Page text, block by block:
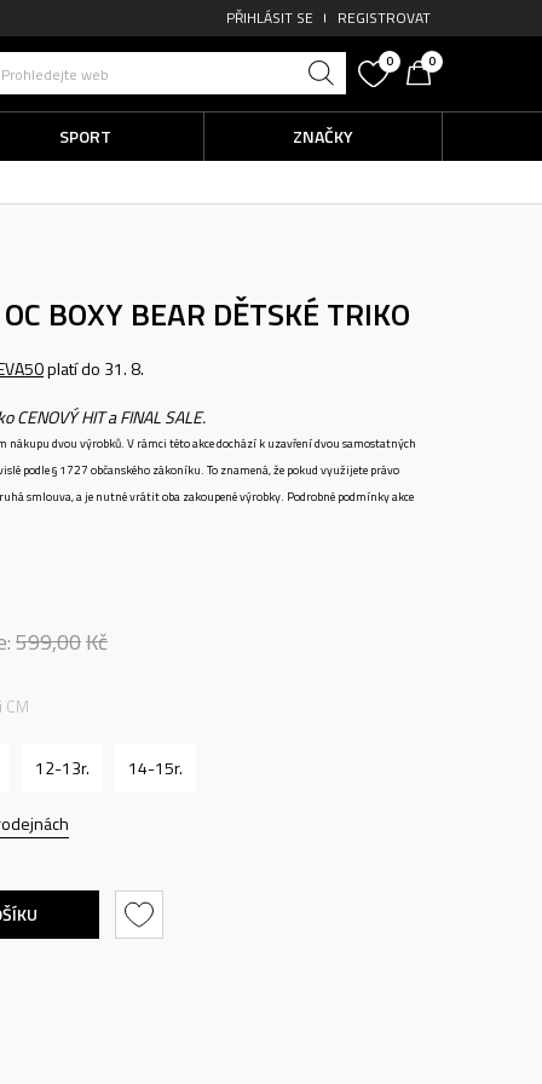
PŘIHLÁSIT SE REGISTROVAT
Prohledejte web
0 0
SPORT ZNAČKY
BOXY BEAR DĚTSKÉ TRIKO
platí do 31. 8.
HIT a FINAL SALE.
nákupu dvou výrobků. V rámci této akce dochází k uzavření dvou samostatných
podle § 1727 občanského zákoníku. To znamená, že pokud využijete právo
smlouva, a je nutné vrátit oba zakoupené výrobky. Podrobné podmínky akce
599,00Kč
12-13r. 14-15r.